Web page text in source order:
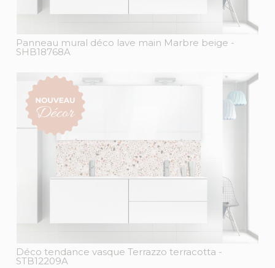
Panneau mural déco lave main Marbre beige -
SHB18768A
Déco tendance vasque Terrazzo terracotta -
STB12209A